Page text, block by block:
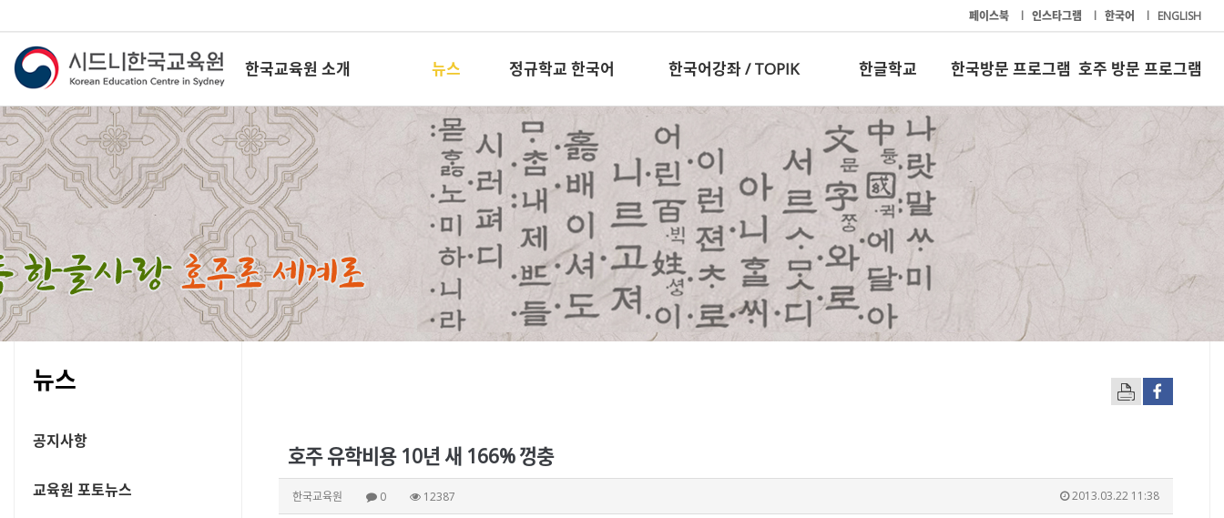
페이스북 l 인스타그램 l 한국어 l ENGLISH
한국교육원 소개 뉴스 정규학교 한국어 한국어강좌 / TOPIK 한글학교 한국방문 프로그램 호주 방문 프로그램
뉴스
공지사항
교육원 포토뉴스
호주 유학비용 10년 새 166% 껑충
한국교육원 0 12387 2013.03.22 11:38